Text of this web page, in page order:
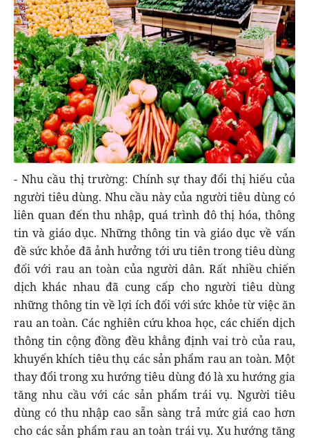
- Nhu cầu thị trường: Chính sự thay đổi thị hiếu của
người tiêu dùng. Nhu cầu này của người tiêu dùng có
liên quan đến thu nhập, quá trình đô thị hóa, thông
tin và giáo dục. Những thông tin và giáo dục về vấn
đề sức khỏe đã ảnh hưởng tới ưu tiên trong tiêu dùng
đối với rau an toàn của người dân. Rất nhiều chiến
dịch khác nhau đã cung cấp cho người tiêu dùng
những thông tin về lợi ích đối với sức khỏe từ việc ăn
rau an toàn. Các nghiên cứu khoa học, các chiến dịch
thông tin cộng đồng đều khẳng định vai trò của rau,
khuyến khích tiêu thụ các sản phẩm rau an toàn. Một
thay đổi trong xu hướng tiêu dùng đó là xu hướng gia
tăng nhu cầu với các sản phẩm trái vụ. Người tiêu
dùng có thu nhập cao sẵn sàng trả mức giá cao hơn
cho các sản phẩm rau an toàn trái vụ. Xu hướng tăng